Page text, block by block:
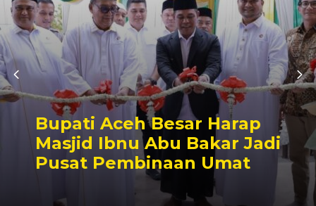
Bupati Aceh Besar Harap
Masjid Ibnu Abu Bakar Jadi
Pusat Pembinaan Umat